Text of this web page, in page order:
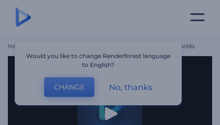
Início Apresentação De Logo - Holograma Colorido
Would you like to change Renderforest language
to English?
CHANGE No, thanks